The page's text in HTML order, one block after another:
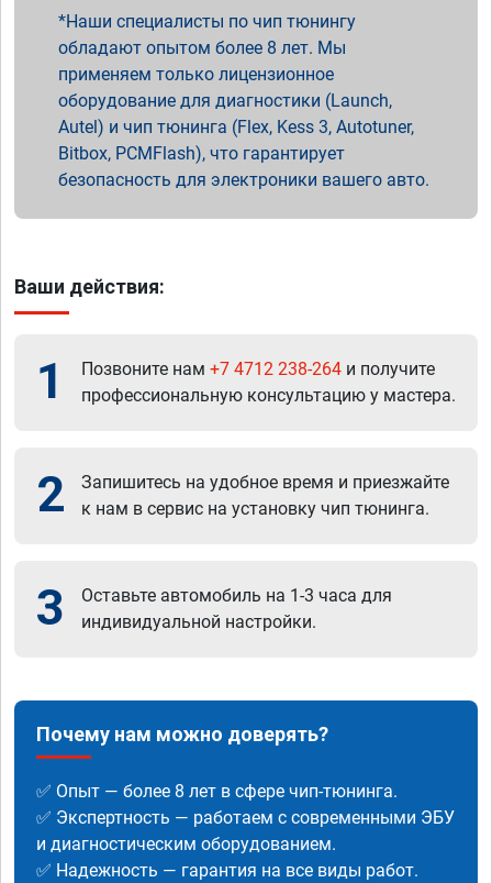
Наши специалисты по чип тюнингу
обладают опытом более 8 лет. Мы
применяем только лицензионное
оборудование для диагностики (Launch,
Autel) и чип тюнинга (Flex, Kess 3, Autotuner,
Bitbox, PCMFlash), что гарантирует
безопасность для электроники вашего авто.
Ваши действия:
1 Позвоните нам +7 4712 238-264 и получите
профессиональную консультацию у мастера.
2
Запишитесь на удобное время и приезжайте
к нам в сервис на установку чип тюнинга.
3
Оставьте автомобиль на 1-3 часа для
индивидуальной настройки.
Почему нам можно доверять?
✅ Опыт — более 8 лет в сфере чип-тюнинга.
✅ Экспертность — работаем с современными ЭБУ
и диагностическим оборудованием.
✅ Надежность — гарантия на все виды работ.